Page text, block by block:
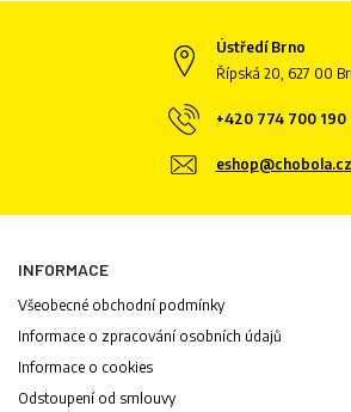
Ústředí Brno
Řípská 20, 627 00
+420 774 700 190
eshop@chobola.cz
INFORMACE
Všeobecné obchodní podmínky
Informace o zpracování osobních údajů
Informace o cookies
Odstoupení od smlouvy